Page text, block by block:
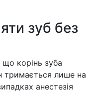
зуб без
корінь зуба
тримається лише на
анестезія